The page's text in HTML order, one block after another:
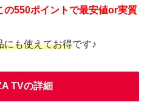
の550ポイントで最安値or実質
にも使えてお得です♪
TVの詳細